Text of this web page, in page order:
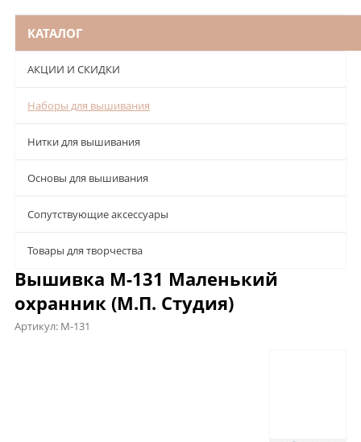
КАТАЛОГ
АКЦИИ И СКИДКИ
Наборы для вышивания
Нитки для вышивания
Основы для вышивания
Сопутствующие аксессуары
Товары для творчества
Вышивка М-131 Маленький
охранник (М.П. Студия)
Артикул: М-131